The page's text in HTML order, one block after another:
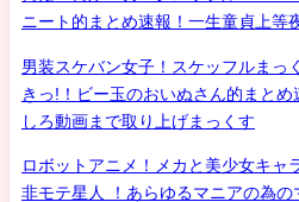
ニート的まとめ速報！一生童貞上等
男装スケバン女子！スケッフルまっ
きっ!！ビー玉のおいぬさん的まと
しろ動画まで取り上げまっくす
ロボットアニメ！メカと美少女キャ
非モテ星人 ！あらゆるマニアの為の